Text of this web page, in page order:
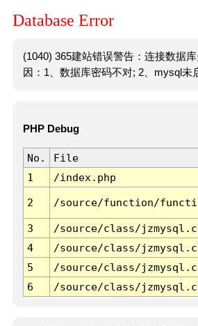
Database Error
(1040) 365建站错误警告：连接数据
因：1、数据库密码不对; 2、mysql未
PHP Debug
No. File
1
/index.php
2 /source/function/
3 /source/class/
4
/source/class/
5
/source/class/
6
/source/class/